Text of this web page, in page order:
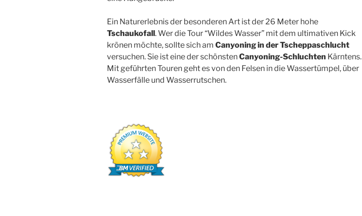
Ein Naturerlebnis der besonderen Art ist der 26 Meter hohe
Tschaukofall. Wer die Tour “Wildes Wasser” mit dem ultimativen Kick
krönen möchte, sollte sich am Canyoning in der Tscheppaschlucht
versuchen. Sie ist eine der schönstenCanyoning-Schluchten Kärntens.
Mit geführten Touren geht es von den Felsen in die Wassertümpel, über
Wasserfälle und Wasserrutschen.